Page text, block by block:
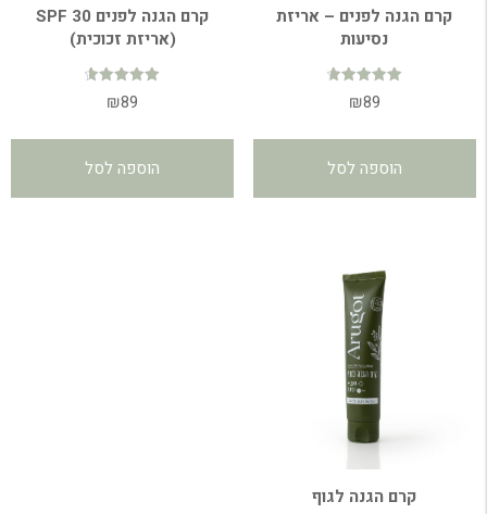
קרם הגנה לפנים – אריזת
נסיעות
דורג
4.77
₪89
הוספה לסל
קרם הגנה לפנים SPF 30
(אריזת זכוכית)
דורג
4.74
₪89
הוספה לסל
קרם הגנה לגוף